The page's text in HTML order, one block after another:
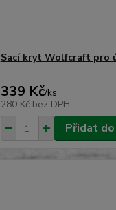
Sací kryt Wolfcraft pro
339 Kč/ks
280 Kč bez DPH
Přidat